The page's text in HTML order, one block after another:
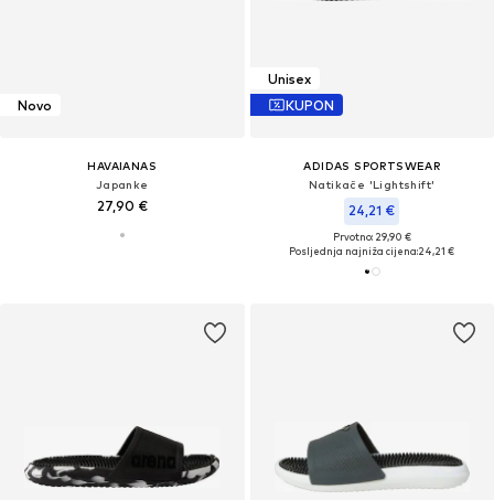
Novo
HAVAIANAS
Japanke
27,90 €
Unisex
KUPON
ADIDAS SPORTSWEAR
Natikače 'Lightshift'
24,21 €
Prvotno: 29,90 €
Posljednja najniža cijena:24,21 €